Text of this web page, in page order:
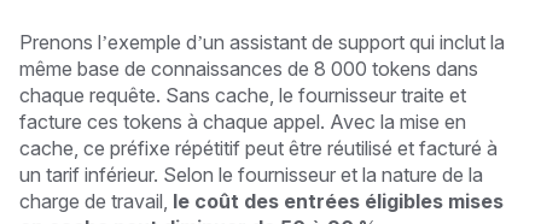
Prenons l’exemple d’un assistant de support qui inclut la
même base de connaissances de 8 000 tokens dans
chaque requête. Sans cache, le fournisseur traite et
facture ces tokens à chaque appel. Avec la mise en
cache, ce préfixe répétitif peut être réutilisé et facturé à
un tarif inférieur. Selon le fournisseur et la nature de la
charge de travail, le coût des entrées éligibles mises